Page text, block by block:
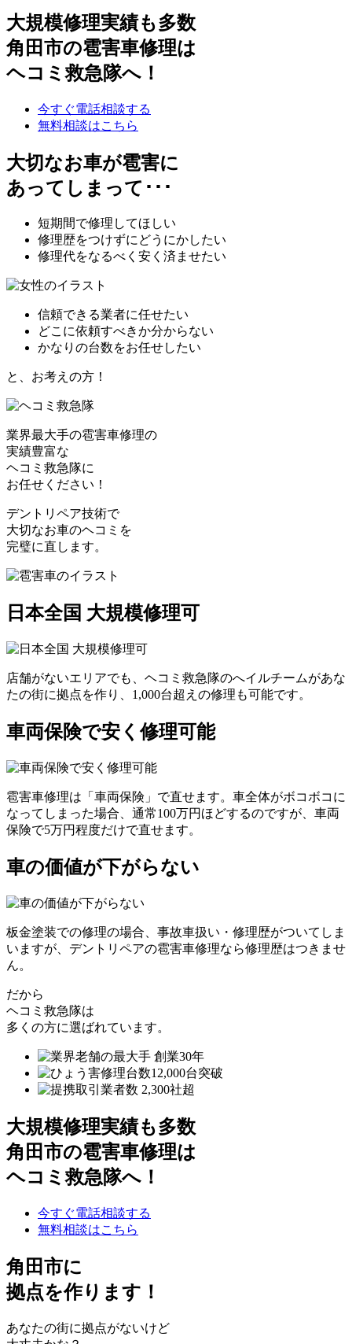
大規模修理実績も多数
角田市の雹害車修理は
ヘコミ救急隊へ！
今すぐ電話相談する
無料相談はこちら
大切なお車が雹害に
あってしまって･･･
短期間で修理してほしい
修理歴をつけずにどうにかしたい
修理代をなるべく安く済ませたい
信頼できる業者に任せたい
どこに依頼すべきか分からない
かなりの台数をお任せしたい
と、お考えの方！
業界最大手の雹害車修理の
実績豊富な
ヘコミ救急隊に
お任せください！
デントリペア技術で
大切なお車のヘコミを
完璧に直します。
日本全国 大規模修理可
店舗がないエリアでも、ヘコミ救急隊のへイルチームがあな
たの街に拠点を作り、1,000台超えの修理も可能です。
車両保険で安く修理可能
雹害車修理は「車両保険」で直せます。車全体がボコボコに
なってしまった場合、通常100万円ほどするのですが、車両
保険で5万円程度だけで直せます。
車の価値が下がらない
板金塗装での修理の場合、事故車扱い・修理歴がついてしま
いますが、デントリペアの雹害車修理なら修理歴はつきませ
ん。
だから
ヘコミ救急隊は
多くの方に選ばれています。
大規模修理実績も多数
角田市の雹害車修理は
ヘコミ救急隊へ！
今すぐ電話相談する
無料相談はこちら
角田市に
拠点を作ります！
あなたの街に拠点がないけど